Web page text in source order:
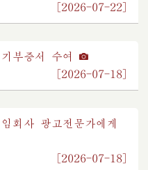
[2026-07-22]
부증서 수여
[2026-07-18]
회사 광고전문가에게
[2026-07-18]